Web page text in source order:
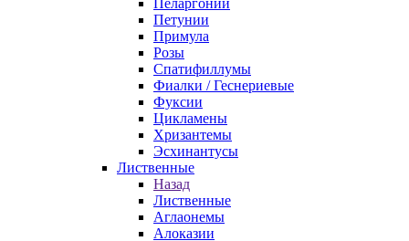
Петунии
Примула
Розы
Спатифиллумы
Фиалки / Геснериевые
Фуксии
Цикламены
Хризантемы
Эсхинантусы
Лиственные
Назад
Лиственные
Аглаонемы
Алоказии